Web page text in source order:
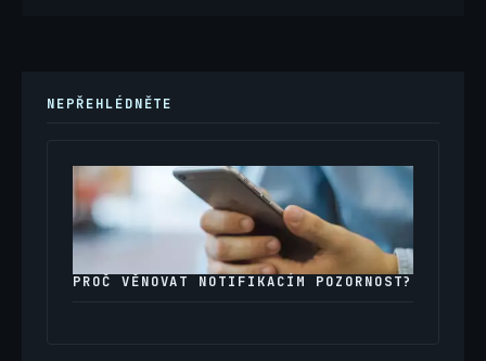
NEPŘEHLÉDNĚTE
PROČ VĚNOVAT NOTIFIKACÍM POZORNOST?